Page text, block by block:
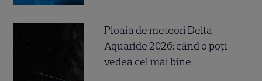
Ploaia de meteori Delta
Aquaride 2026: când o poți
vedea cel mai bine